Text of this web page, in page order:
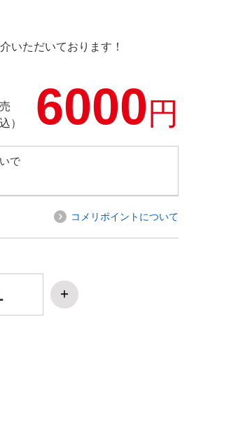
いただいております！
）
6000円
で
コメリポイントについて